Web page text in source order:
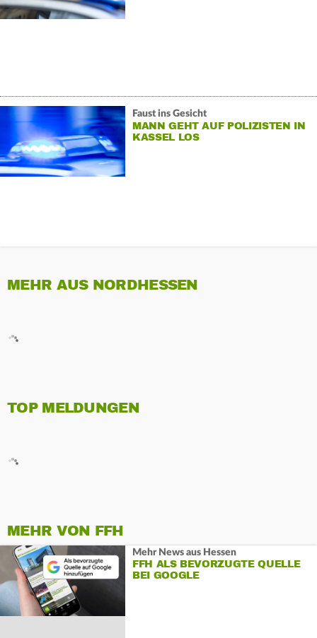
Faust ins Gesicht
MANN GEHT AUF POLIZISTEN IN
KASSEL LOS
MEHR AUS NORDHESSEN
TOP MELDUNGEN
MEHR VON FFH
Mehr News aus Hessen
FFH ALS BEVORZUGTE QUELLE
BEI GOOGLE